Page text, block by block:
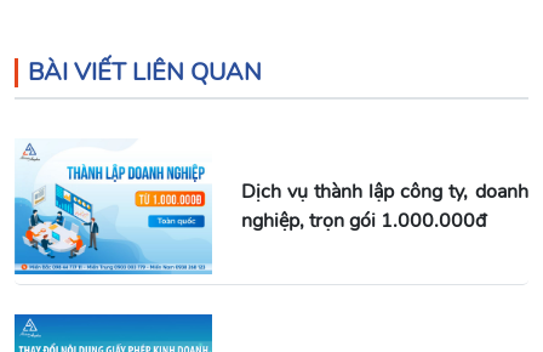
BÀI VIẾT LIÊN QUAN
Dịch vụ thành lập công ty, doanh
nghiệp, trọn gói 1.000.000đ